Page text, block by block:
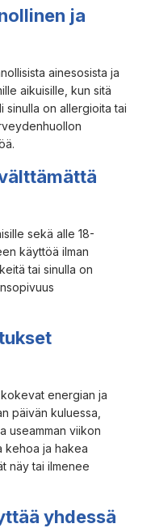
ja
ainesosista ja
aikuisille, kun sitä
sinulla on allergioita tai
sekä alle 18-
käyttöä ilman
tai sinulla on
energian ja
päivän kuluessa,
useamman viikon
kehoa ja hakea
näy tai ilmenee
yhdessä